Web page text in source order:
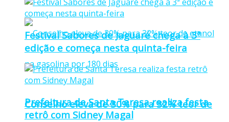
Conselho eleva de 30% para 32% teor de
Festival Sabores de Jaguaré chega à 3ª
edição e começa nesta quinta-feira
Prefeitura de Santa Teresa realiza festa
retrô com Sidney Magal